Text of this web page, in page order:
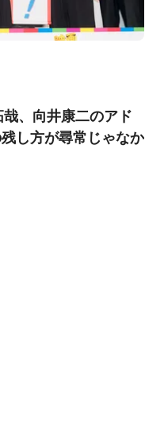
、向井康二のアド
し方が尋常じゃなか